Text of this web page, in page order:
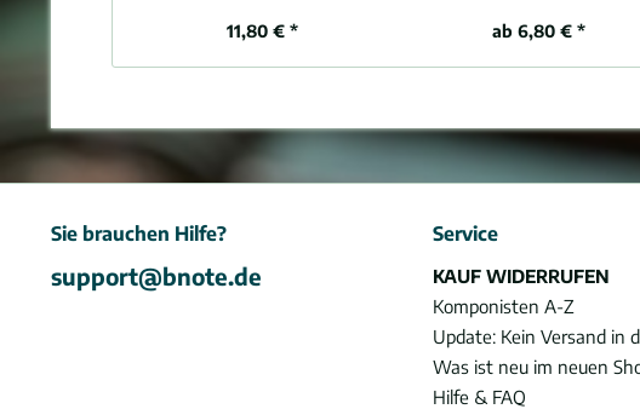
11,80 € * ab 6,80 € *
Sie brauchen Hilfe?
support@bnote.de
Service
KAUF WIDERRUFEN
Komponisten A-Z
Update: Kein Versand in
Was ist neu im neuen
Hilfe & FAQ